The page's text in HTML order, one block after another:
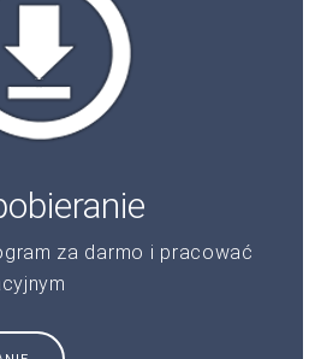
za darmo i pracować